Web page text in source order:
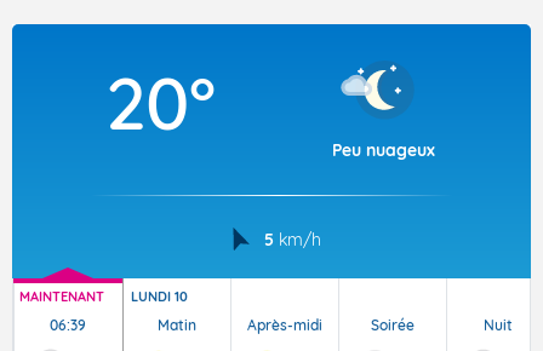
Articles
20°
Peu nuageux
5 km/h
MAINTENANT
06:39
LUNDI 10
Matin Après-midi Soirée Nuit